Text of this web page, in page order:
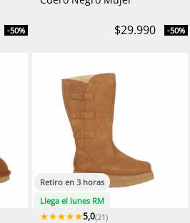
-50% $29.990 -50%
Retiro en 3 horas
Llega el lunes RM
5,0(21)